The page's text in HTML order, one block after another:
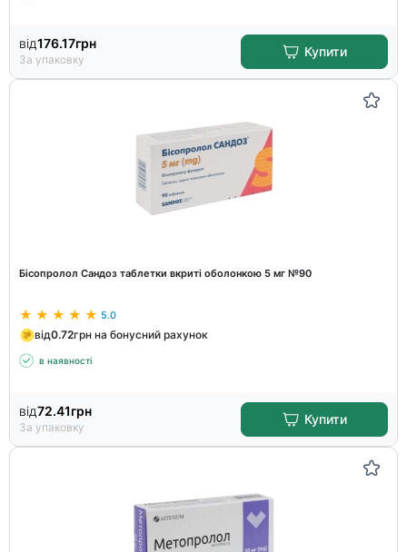
від176.17грн
За упаковку
Купити
Бісопролол Сандоз таблетки вкриті оболонкою 5 мг №90
5.0
від0.72грн на бонусний рахунок
в наявності
від72.41грн
За упаковку
Купити